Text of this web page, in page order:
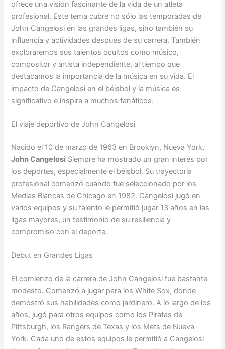
ofrece una visión fascinante de la vida de un atleta
profesional. Este tema cubre no sólo las temporadas de
John Cangelosi en las grandes ligas, sino también su
influencia y actividades después de su carrera. También
exploraremos sus talentos ocultos como músico,
compositor y artista independiente, al tiempo que
destacamos la importancia de la música en su vida. El
impacto de Cangelosi en el béisbol y la música es
significativo e inspira a muchos fanáticos.
El viaje deportivo de John Cangelosi
Nacido el 10 de marzo de 1963 en Brooklyn, Nueva York,
John Cangelosi Siempre ha mostrado un gran interés por
los deportes, especialmente el béisbol. Su trayectoria
profesional comenzó cuando fue seleccionado por los
Medias Blancas de Chicago en 1982. Cangelosi jugó en
varios equipos y su talento le permitió jugar 13 años en las
ligas mayores, un testimonio de su resiliencia y
compromiso con el deporte.
Debut en Grandes Ligas
El comienzo de la carrera de John Cangelosi fue bastante
modesto. Comenzó a jugar para los White Sox, donde
demostró sus habilidades como jardinero. A lo largo de los
años, jugó para otros equipos como los Piratas de
Pittsburgh, los Rangers de Texas y los Mets de Nueva
York. Cada uno de estos equipos le permitió a Cangelosi